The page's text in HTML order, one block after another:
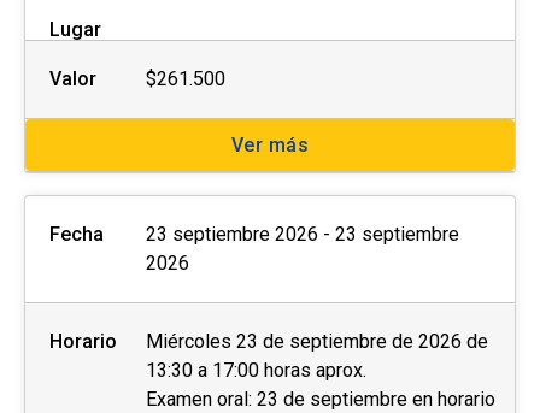
Lugar
Valor $261.500
Ver más
Fecha
23 septiembre 2026 - 23 septiembre
2026
Horario
Miércoles 23 de septiembre de 2026 de
13:30 a 17:00 horas aprox.
Examen oral: 23 de septiembre en horario